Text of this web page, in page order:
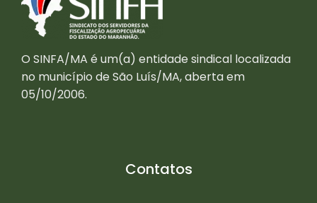
O SINFA/MA é um(a) entidade sindical localizada
no município de São Luís/MA, aberta em
05/10/2006.
Contatos